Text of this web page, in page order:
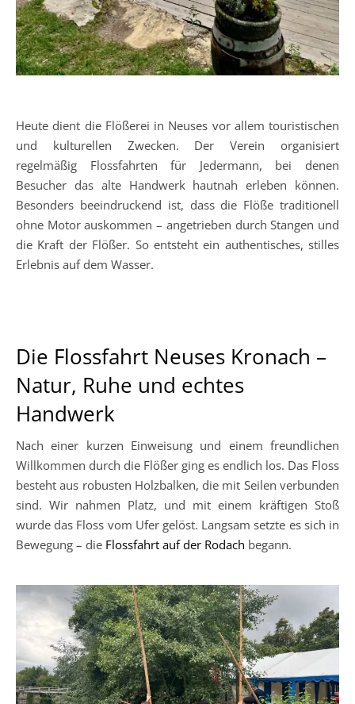
Heute dient die Flößerei in Neuses vor allem touristischen
und kulturellen Zwecken. Der Verein organisiert
regelmäßig Flossfahrten für Jedermann, bei denen
Besucher das alte Handwerk hautnah erleben können.
Besonders beeindruckend ist, dass die Flöße traditionell
ohne Motor auskommen – angetrieben durch Stangen und
die Kraft der Flößer. So entsteht ein authentisches, stilles
Erlebnis auf dem Wasser.
Die Flossfahrt Neuses Kronach –
Natur, Ruhe und echtes
Handwerk
Nach einer kurzen Einweisung und einem freundlichen
Willkommen durch die Flößer ging es endlich los. Das Floss
besteht aus robusten Holzbalken, die mit Seilen verbunden
sind. Wir nahmen Platz, und mit einem kräftigen Stoß
wurde das Floss vom Ufer gelöst. Langsam setzte es sich in
Bewegung – die Flossfahrt auf der Rodach begann.